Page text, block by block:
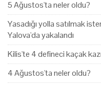
5 Ağustos'ta neler oldu?
Yasadığı yolla satılmak
Yalova'da yakalandı
Kilis'te 4 defineci kaçak
4 Ağustos'ta neler oldu?